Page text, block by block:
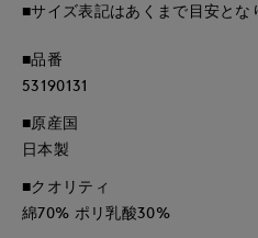
■サイズ表記はあくまで目安とな
■品番
53190131
■原産国
日本製
■クオリティ
綿70% ポリ乳酸30%